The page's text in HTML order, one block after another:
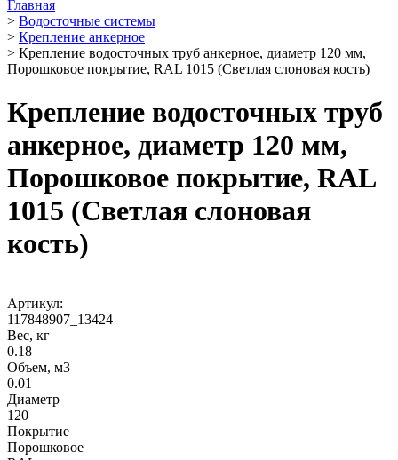
Главная
> Водосточные системы
> Крепление анкерное
> Крепление водосточных труб анкерное, диаметр 120 мм,
Порошковое покрытие, RAL 1015 (Светлая слоновая кость)
Крепление водосточных труб
анкерное, диаметр 120 мм,
Порошковое покрытие, RAL
1015 (Светлая слоновая
кость)
Артикул:
117848907_13424
Вес, кг
0.18
Объем, м3
0.01
Диаметр
120
Покрытие
Порошковое